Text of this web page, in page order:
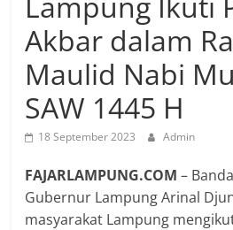
Akbar dalam
Maulid Nabi
SAW 1445 H
18 September 2023 Admin
FAJARLAMPUNG.COM–
Gubernur Lampung Arinal
masyarakat Lampung